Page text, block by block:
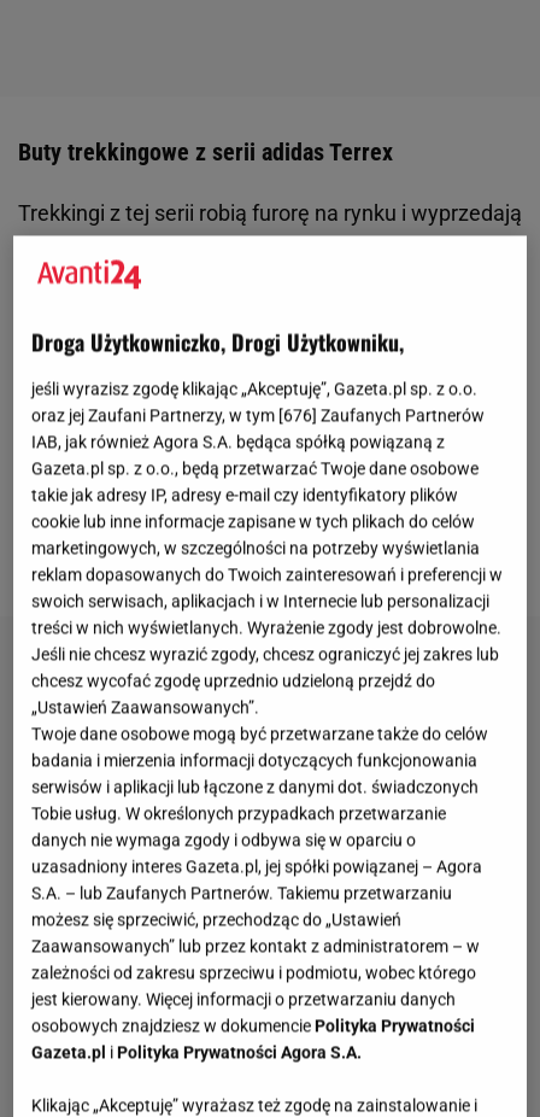
Buty trekkingowe z serii adidas Terrex
Trekkingi z tej serii robią furorę na rynku i wyprzedają
Przede wszystkim za wygodę, solidne wykonanie i
Niektóre modele z tej serii zostały wyprodukowane z
podeszwą będącą owocem kolaboracji z marką
Continental, która została wykonana z wysokiej
jakości tworzywa. Przewiewne, oddychające
materiały i dodatkowe wzmocnienie palców
sprawiają, że trekkingi z serii Terrex sprawdzą się
doskonale w rozmaitych warunkach.
Droga Użytkowniczko, Drogi Użytkowniku,
jeśli wyrazisz zgodę klikając „Akceptuję”, Gazeta.pl sp. z o.o.
oraz jej Zaufani Partnerzy, w tym [676] Zaufanych Partnerów
IAB, jak również Agora S.A. będąca spółką powiązaną z
Gazeta.pl sp. z o.o., będą przetwarzać Twoje dane osobowe
takie jak adresy IP, adresy e-mail czy identyfikatory plików
cookie lub inne informacje zapisane w tych plikach do celów
marketingowych, w szczególności na potrzeby wyświetlania
reklam dopasowanych do Twoich zainteresowań i preferencji w
swoich serwisach, aplikacjach i w Internecie lub personalizacji
treści w nich wyświetlanych. Wyrażenie zgody jest dobrowolne.
Jeśli nie chcesz wyrazić zgody, chcesz ograniczyć jej zakres lub
chcesz wycofać zgodę uprzednio udzieloną przejdź do
„Ustawień Zaawansowanych”.
Twoje dane osobowe mogą być przetwarzane także do celów
badania i mierzenia informacji dotyczących funkcjonowania
serwisów i aplikacji lub łączone z danymi dot. świadczonych
Tobie usług. W określonych przypadkach przetwarzanie
danych nie wymaga zgody i odbywa się w oparciu o
uzasadniony interes Gazeta.pl, jej spółki powiązanej – Agora
S.A. – lub Zaufanych Partnerów. Takiemu przetwarzaniu
możesz się sprzeciwić, przechodząc do „Ustawień
Zaawansowanych” lub przez kontakt z administratorem – w
zależności od zakresu sprzeciwu i podmiotu, wobec którego
jest kierowany. Więcej informacji o przetwarzaniu danych
osobowych znajdziesz w dokumencie Polityka Prywatności
Gazeta.pl i Polityka Prywatności Agora S.A.
Klikając „Akceptuję” wyrażasz też zgodę na zainstalowanie i